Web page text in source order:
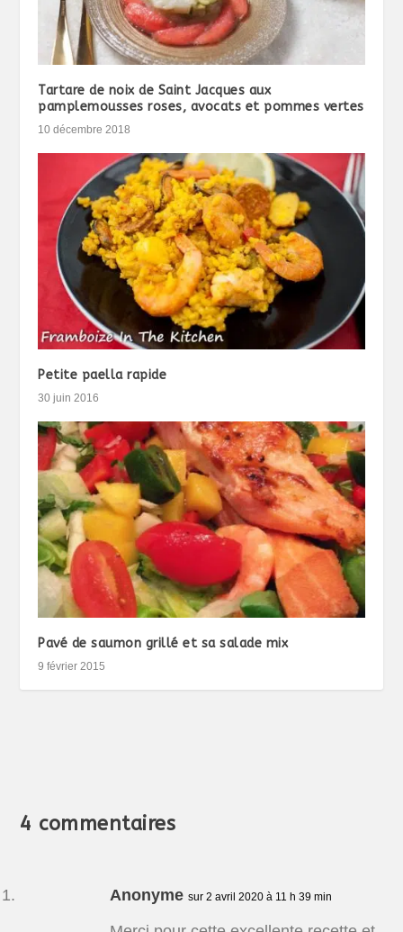
Tartare de noix de Saint Jacques aux
pamplemousses roses, avocats et pommes vertes
10 décembre 2018
Petite paella rapide
30 juin 2016
Pavé de saumon grillé et sa salade mix
9 février 2015
4 commentaires
Anonyme sur 2 avril 2020 à 11 h 39 min